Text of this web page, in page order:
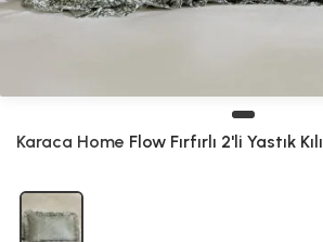
Karaca Home Flow Fırfırlı 2'li Yastık